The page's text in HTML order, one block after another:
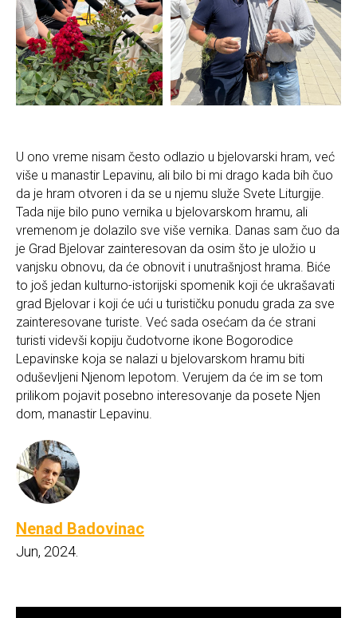
U ono vreme nisam često odlazio u bjelovarski hram, već
više u manastir Lepavinu, ali bilo bi mi drago kada bih čuo
da je hram otvoren i da se u njemu služe Svete Liturgije.
Tada nije bilo puno vernika u bjelovarskom hramu, ali
vremenom je dolazilo sve više vernika. Danas sam čuo da
je Grad Bjelovar zainteresovan da osim što je uložio u
vanjsku obnovu, da će obnovit i unutrašnjost hrama. Biće
to još jedan kulturno-istorijski spomenik koji će ukrašavati
grad Bjelovar i koji će ući u turističku ponudu grada za sve
zainteresovane turiste. Već sada osećam da će strani
turisti videvši kopiju čudotvorne ikone Bogorodice
Lepavinske koja se nalazi u bjelovarskom hramu biti
oduševljeni Njenom lepotom. Verujem da će im se tom
prilikom pojavit posebno interesovanje da posete Njen
dom, manastir Lepavinu.
Nenad Badovinac
Jun, 2024.